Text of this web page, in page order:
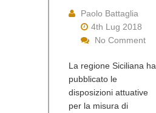
Paolo Battaglia
4th Lug 2018
No Comment
La regione Siciliana ha
pubblicato le
disposizioni attuative
per la misura di